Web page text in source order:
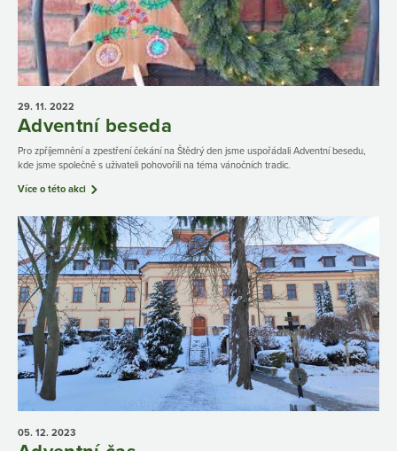
29. 11. 2022
Adventní beseda
Pro zpříjemnění a zpestření čekání na Štědrý den jsme uspořádali Adventní besedu,
kde jsme společně s uživateli pohovořili na téma vánočních tradic.
Více o této akci
05. 12. 2023